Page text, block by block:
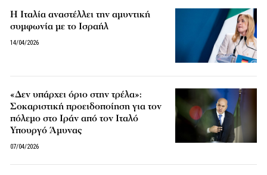
Η Ιταλία αναστέλλει την αμυντική
συμφωνία με το Ισραήλ
14/04/2026
«Δεν υπάρχει όριο στην τρέλα»:
Σοκαριστική προειδοποίηση για τον
πόλεμο στο Ιράν από τον Ιταλό
Υπουργό Άμυνας
07/04/2026